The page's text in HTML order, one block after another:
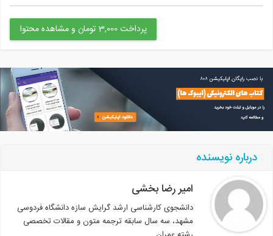
پرداخت 3,000 تومان و مشاهده محتوا
درباره نویسنده
امیر رضا بخشی
دانشجوی کارشناسی ارشد گرایش سازه دانشگاه فردوسی
مشهد، سه سال سابقه ترجمه متون و مقالات تخصصی